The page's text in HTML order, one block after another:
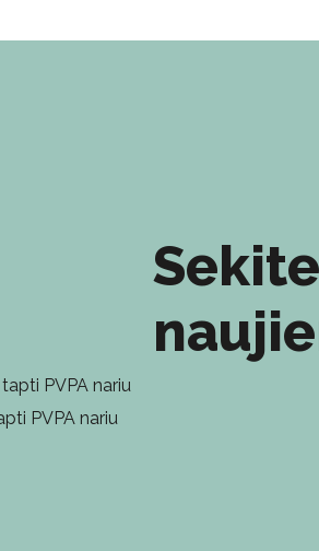
PVPA nariu
PVPA nariu